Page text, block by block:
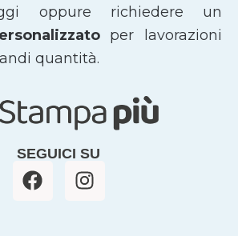
oppure richiedere un
per lavorazioni
quantità.
SEGUICI SU
F
a
I
n